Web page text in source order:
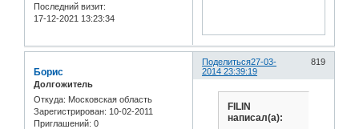
Последний визит:
17-12-2021 13:23:34
Поделиться 819
27-03-
2014 23:39:19
Борис
Долгожитель
Откуда: Московская область
Зарегистрирован: 10-02-2011
Приглашений: 0
FILIN
написал(а):